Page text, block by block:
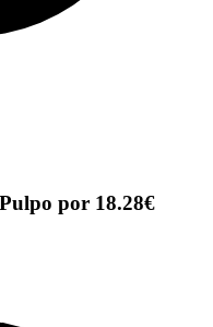
por 18.28€